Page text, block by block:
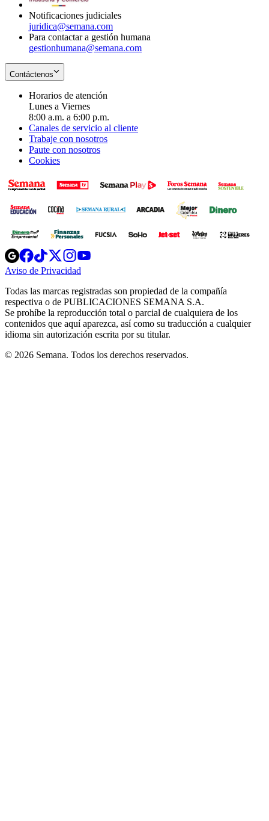
Notificaciones judiciales
juridica@semana.com
Para contactar a gestión humana
gestionhumana@semana.com
Contáctenos
Horarios de atención
Lunes a Viernes
8:00 a.m. a 6:00 p.m.
Canales de servicio al cliente
Trabaje con nosotros
Paute con nosotros
Cookies
Opens
in
new
Opens
in
new
Opens
in
new
window
Opens
new
windowwindow
Aviso de Privacidad
new
window
Todas las marcas registradas son propiedad de la compañía
respectiva o de PUBLICACIONES SEMANA S.A.
Se prohíbe la reproducción total o parcial de cualquiera de los
contenidos que aquí aparezca, así como su traducción a cualquier
idioma sin autorización escrita por su titular.
© 2026 Semana. Todos los derechos reservados.